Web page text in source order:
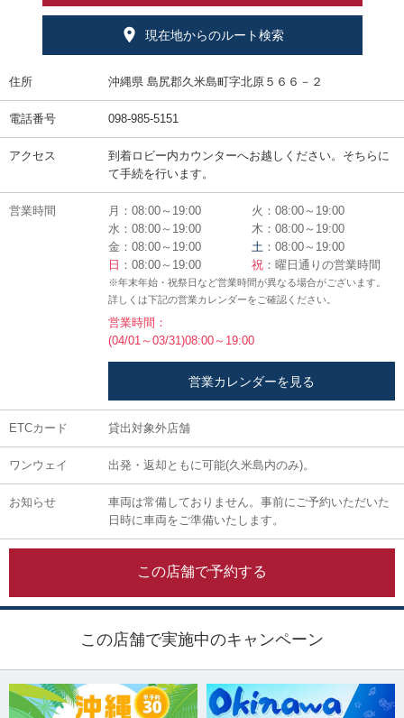
現在地からのルート検索
住所 沖縄県 島尻郡久米島町字北原５６６－２
電話番号 098-985-5151
アクセス
到着ロビー内カウンターへお越しください。そちらに
て手続を行います。
営業時間 月：08:00～19:00
火：08:00～19:00
水：08:00～19:00
木：08:00～19:00
金：08:00～19:00
土 ：08:00～19:00
日 ：08:00～19:00 祝 ：曜日通りの営業時間
※年末年始・祝祭日など営業時間が異なる場合がございます。
詳しくは下記の営業カレンダーをご確認ください。
営業時間：
(04/01～03/31)08:00～19:00
営業カレンダーを見る
ETCカード 貸出対象外店舗
ワンウェイ 出発・返却ともに可能(久米島内のみ)。
お知らせ
車両は常備しておりません。事前にご予約いただいた
日時に車両をご準備いたします。
この店舗で予約する
この店舗で実施中のキャンペーン